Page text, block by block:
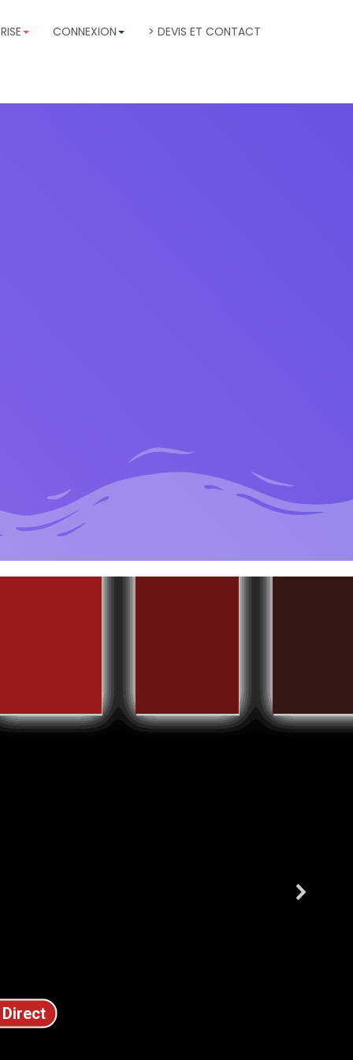
CONNEXION > DEVIS ET CONTACT